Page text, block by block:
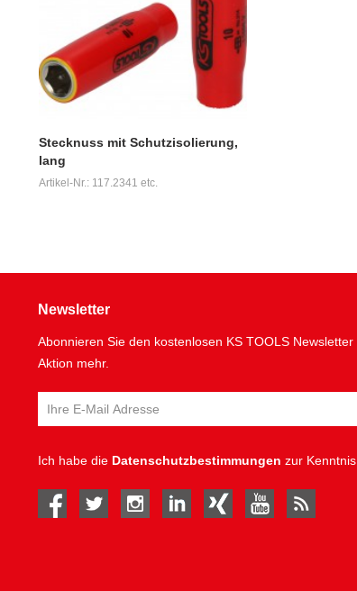
Stecknuss mit Schutzisolierung,
lang
Artikel-Nr.: 117.2341 etc.
Newsletter
Abonnieren Sie den kostenlosen KS TOOLS
Aktion mehr.
Ich habe die Datenschutzbestimmungen zur